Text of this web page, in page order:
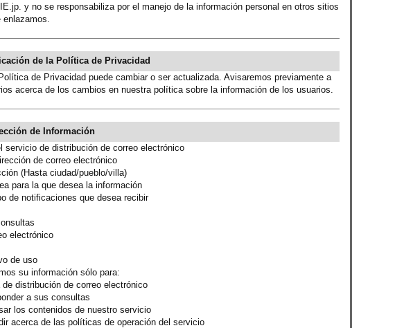
y no se responsabiliza por el manejo de la información personal en otros sitios
enlazamos.
de la Política de Privacidad
de Privacidad puede cambiar o ser actualizada. Avisaremos previamente a
acerca de los cambios en nuestra política sobre la información de los usuarios.
de Información
servicio de distribución de correo electrónico
de correo electrónico
(Hasta ciudad/pueblo/villa)
para la que desea la información
de notificaciones que desea recibir
electrónico
de uso
su información sólo para:
distribución de correo electrónico
a sus consultas
los contenidos de nuestro servicio
acerca de las políticas de operación del servicio